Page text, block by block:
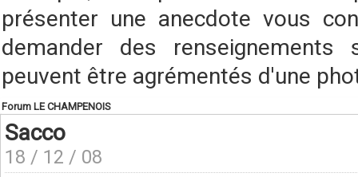
présenter une anecdote vous
demander des
peuvent être agrémentés d'une
Forum LE CHAMPENOIS
Sacco
18 / 12 / 08